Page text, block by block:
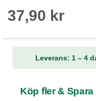
gallery
37,90 kr
Leverans: 1 – 4
Köp fler & Spara